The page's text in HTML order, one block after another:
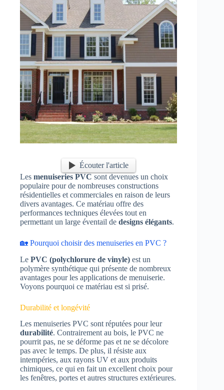
Écouter l'article
Les menuiseries PVC sont devenues un choix
populaire pour de nombreuses constructions
résidentielles et commerciales en raison de leurs
divers avantages. Ce matériau offre des
performances techniques élevées tout en
permettant un large éventail de designs élégants.
🏡 Pourquoi choisir des menuiseries en PVC ?
Le PVC (polychlorure de vinyle) est un
polymère synthétique qui présente de nombreux
avantages pour les applications de menuiserie.
Voyons pourquoi ce matériau est si prisé.
Durabilité et longévité
Les menuiseries PVC sont réputées pour leur
durabilité. Contrairement au bois, le PVC ne
pourrit pas, ne se déforme pas et ne se décolore
pas avec le temps. De plus, il résiste aux
intempéries, aux rayons UV et aux produits
chimiques, ce qui en fait un excellent choix pour
les fenêtres, portes et autres structures extérieures.